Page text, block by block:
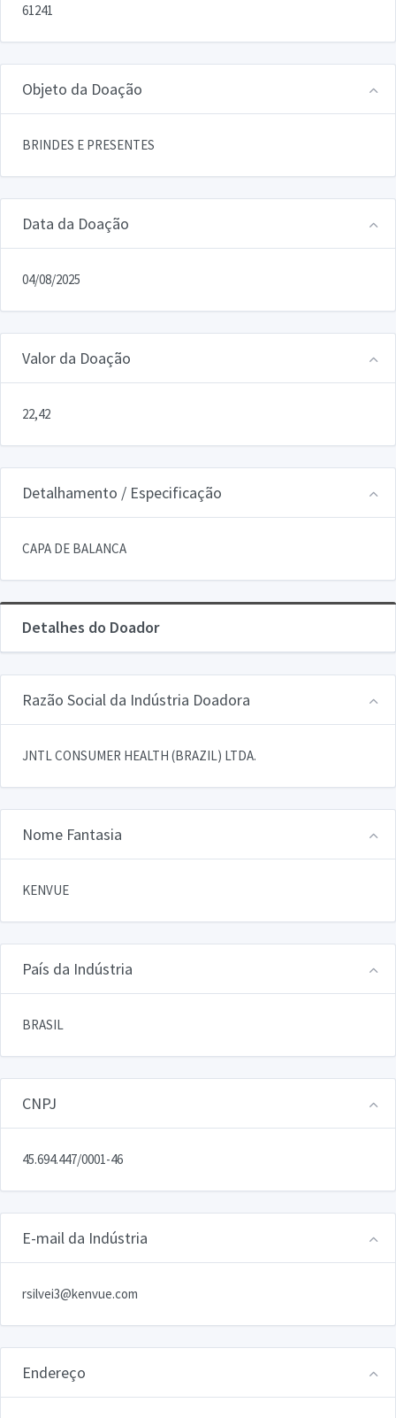
61241
Objeto da Doação
BRINDES E PRESENTES
Data da Doação
04/08/2025
Valor da Doação
22,42
Detalhamento / Especificação
CAPA DE BALANCA
Detalhes do Doador
Razão Social da Indústria Doadora
JNTL CONSUMER HEALTH (BRAZIL) LTDA.
Nome Fantasia
KENVUE
País da Indústria
BRASIL
CNPJ
45.694.447/0001-46
E-mail da Indústria
rsilvei3@kenvue.com
Endereço